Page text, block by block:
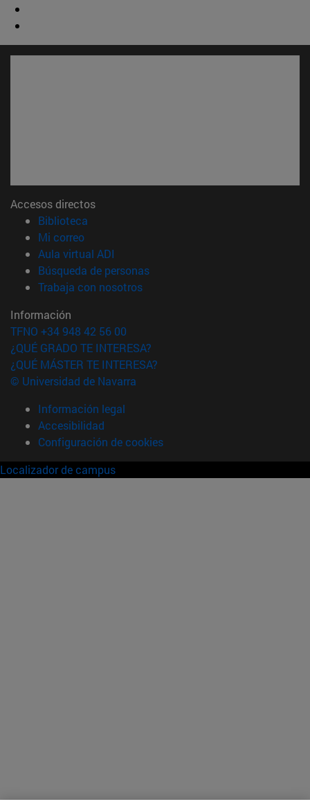
Accesos directos
Biblioteca
Mi correo(abre en nueva ventana)
Aula virtual ADI
Búsqueda de personas(abre en nueva ventana)
Trabaja con nosotros(abre en nueva ventana)
Información
TFNO +34 948 42 56 00
¿QUÉ GRADO TE INTERESA?
¿QUÉ MÁSTER TE INTERESA?
© Universidad de Navarra
Información legal
Accesibilidad
Configuración de cookies
Localizador de campus